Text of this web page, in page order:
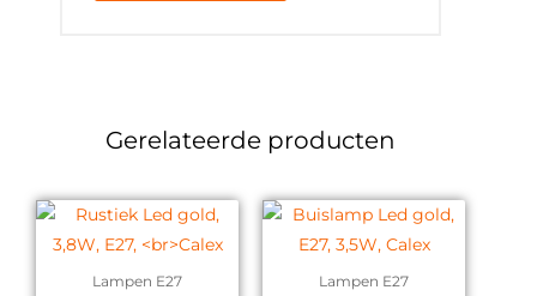
Gerelateerde producten
Lampen E27 Lampen E27